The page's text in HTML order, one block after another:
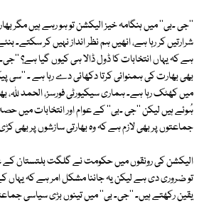
''جی ۔بی'' میں ہنگامہ خیز الیکشن تو ہو رہے ہیں
شرارتیں کر رہا ہے، انھیں ہم نظر انداز نہیں کر سکتے۔
ہے کہ یہاں انتخابات کا ڈول ڈالا ہی کیوں گیا ہے؟
بھی بھارت کی ہمنوائی کرتا دکھائی دے رہا ہے ۔
میں کھٹک رہا ہے۔ ہماری سیکیورٹی فورسز، الحمد للہ،
ہُوئے ہیں لیکن ''جی ۔بی'' کے عوام اور انتخابات میں
جماعتوں پر بھی لازم ہے کہ وہ بھارتی سازشوں پر بھی
الیکشن کی رونقوں میں حکومت نے گلگت بلتستان کے
تو ضروری دی ہے لیکن یہ جاننا مشکل امر ہے کہ یہاں
یقین رکھتے ہیں۔ ''جی۔ بی'' میں تینوں بڑی سیاسی